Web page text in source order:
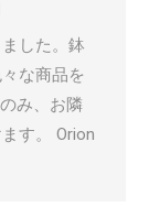
した。鉢
な商品を
み、お隣
す。 Orion